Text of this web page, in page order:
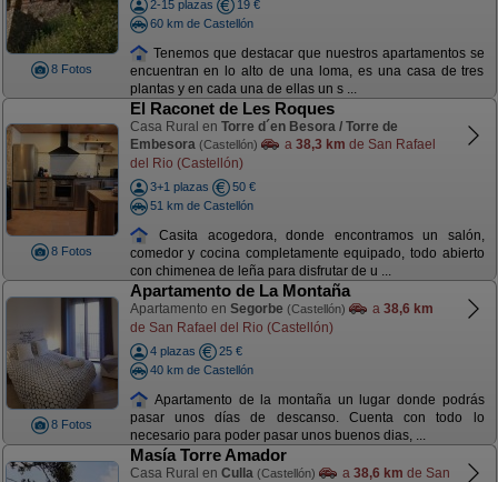
8 Fotos
2-15 plazas
19 €
60 km de Castellón
Tenemos que destacar que nuestros apartamentos se
encuentran en lo alto de una loma, es una casa de tres
plantas y en cada una de ellas un s ...
8 Fotos
El Raconet de Les Roques
Casa Rural en Torre d´en Besora / Torre de
Embesora (Castellón) a 38,3 km de San Rafael
del Rio (Castellón)
3+1 plazas
50 €
51 km de Castellón
Casita acogedora, donde encontramos un salón,
comedor y cocina completamente equipado, todo abierto
con chimenea de leña para disfrutar de u ...
8 Fotos
Apartamento de La Montaña
Apartamento en Segorbe (Castellón) a 38,6 km
de San Rafael del Rio (Castellón)
4 plazas
25 €
40 km de Castellón
Apartamento de la montaña un lugar donde podrás
pasar unos días de descanso. Cuenta con todo lo
necesario para poder pasar unos buenos dias, ...
Masía Torre Amador
Casa Rural en Culla (Castellón) a 38,6 km de San